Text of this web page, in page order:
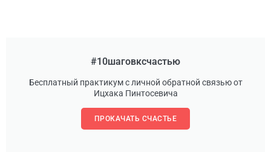
#10шаговксчастью
Бесплатный практикум с личной обратной связью от
Ицхака Пинтосевича
ПРОКАЧАТЬ СЧАСТЬЕ